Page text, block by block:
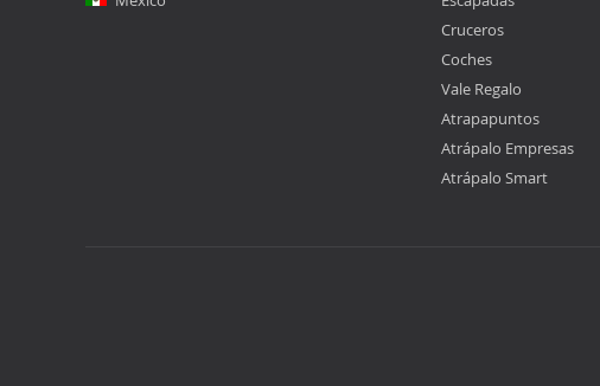
Cruceros
Coches
Vale Regalo
Atrapapuntos
Atrápalo Empresas
Atrápalo Smart